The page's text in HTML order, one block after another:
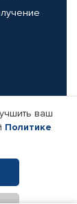
ваш
Политике